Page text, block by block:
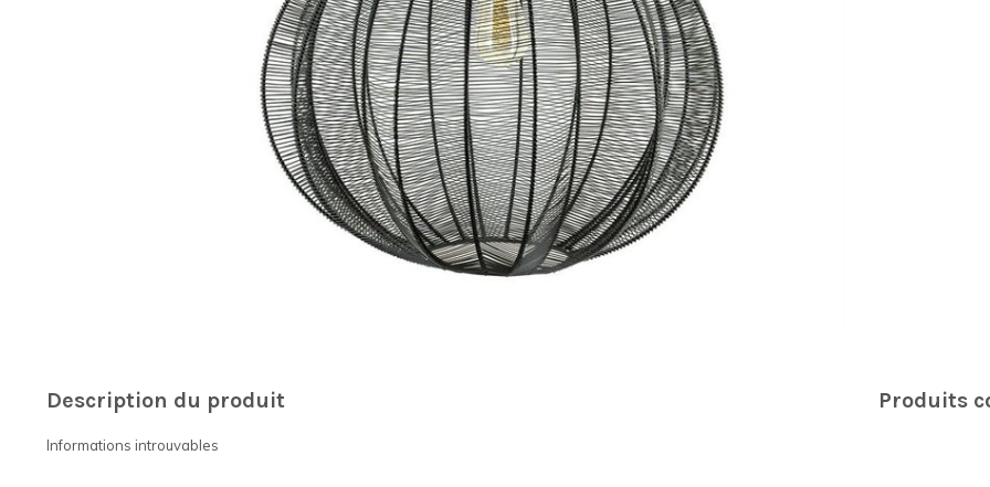
Description du produit
Informations introuvables
Produits